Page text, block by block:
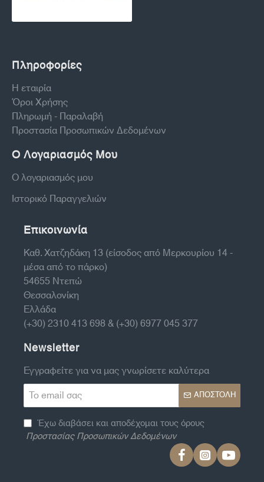
Πληροφορίες
Η εταιρία
Όροι Χρήσης
Πληρωμή - Παραλαβή
Προστασία Προσωπικών Δεδομένων
Ο Λογαριασμός Μου
Ο λογαριασμός μου
Ιστορικό Παραγγελιών
Επικοινωνία
Καθ. Χατζηδάκη 13 (είσοδος από Μερκουρίου 14 -
μέσα από το πάρκο)
54655 Ντεπώ
Θεσσαλονίκη
Ελλάδα
(+30) 2310 413 698 & (+30) 6977 045 377
Newsletter
Εγγραφείτε για να μας γνωρίσετε καλύτερα
Το
email
σας
ΑΠΟΣΤΟΛΉ
Έχω διαβάσει και αποδέχομαι τους όρους
Προστασίας Προσωπικών Δεδομένων